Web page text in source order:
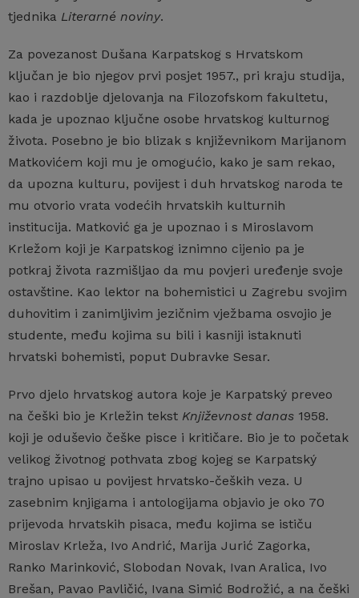
tjednika Literarné noviny.
Za povezanost Dušana Karpatskog s Hrvatskom
ključan je bio njegov prvi posjet 1957., pri kraju studija,
kao i razdoblje djelovanja na Filozofskom fakultetu,
kada je upoznao ključne osobe hrvatskog kulturnog
života. Posebno je bio blizak s književnikom Marijanom
Matkovićem koji mu je omogućio, kako je sam rekao,
da upozna kulturu, povijest i duh hrvatskog naroda te
mu otvorio vrata vodećih hrvatskih kulturnih
institucija. Matković ga je upoznao i s Miroslavom
Krležom koji je Karpatskog iznimno cijenio pa je
potkraj života razmišljao da mu povjeri uređenje svoje
ostavštine. Kao lektor na bohemistici u Zagrebu svojim
duhovitim i zanimljivim jezičnim vježbama osvojio je
studente, među kojima su bili i kasniji istaknuti
hrvatski bohemisti, poput Dubravke Sesar.
Prvo djelo hrvatskog autora koje je Karpatský preveo
na češki bio je Krležin tekst Književnost danas 1958.
koji je oduševio češke pisce i kritičare. Bio je to početak
velikog životnog pothvata zbog kojeg se Karpatský
trajno upisao u povijest hrvatsko-čeških veza. U
zasebnim knjigama i antologijama objavio je oko 70
prijevoda hrvatskih pisaca, među kojima se ističu
Miroslav Krleža, Ivo Andrić, Marija Jurić Zagorka,
Ranko Marinković, Slobodan Novak, Ivan Aralica, Ivo
Brešan, Pavao Pavličić, Ivana Simić Bodrožić, a na češki